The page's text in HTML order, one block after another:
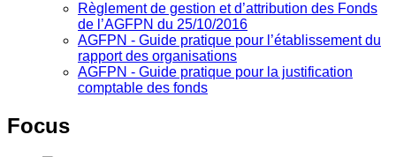
Règlement de gestion et d’attribution des Fonds
de l’AGFPN du 25/10/2016
AGFPN ‐ Guide pratique pour l’établissement du
rapport des organisations
AGFPN ‐ Guide pratique pour la justification
comptable des fonds
Focus